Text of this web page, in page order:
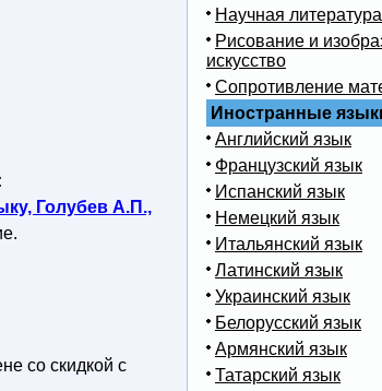
Голубев А.П.,
со скидкой с
Научная литература
Рисование и
искусство
Сопротивление
Иностранные
Английский язык
Французский язык
Испанский язык
Немецкий язык
Итальянский язык
Латинский язык
Украинский язык
Белорусский язык
Армянский язык
Татарский язык